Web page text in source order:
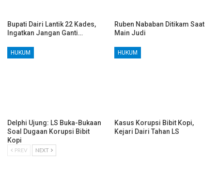
Bupati Dairi Lantik 22 Kades,
Ingatkan Jangan Ganti…
Ruben Nababan Ditikam Saat
Main Judi
HUKUM
Delphi Ujung: LS Buka-Bukaan
Soal Dugaan Korupsi Bibit
Kopi
HUKUM
Kasus Korupsi Bibit Kopi,
Kejari Dairi Tahan LS
PREV NEXT